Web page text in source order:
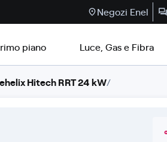
Negozi Enel
piano Luce, Gas e Fibra
Hitech RRT 24 kW/